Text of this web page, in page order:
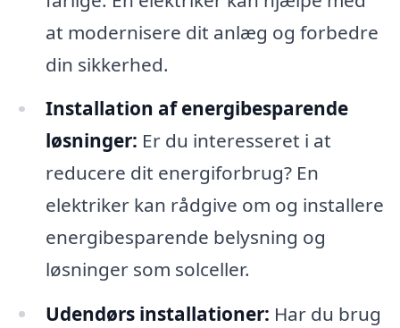
at modernisere dit anlæg og forbedre
din sikkerhed.
Installation af energibesparende
løsninger: Er du interesseret i at
reducere dit energiforbrug? En
elektriker kan rådgive om og installere
energibesparende belysning og
løsninger som solceller.
Udendørs installationer: Har du brug